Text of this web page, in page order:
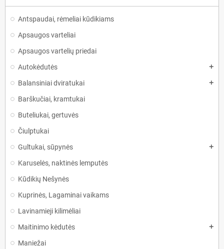
Antspaudai, rėmeliai kūdikiams
Apsaugos varteliai
Apsaugos vartelių priedai
Autokėdutės
add
Balansiniai dviratukai add
Barškučiai, kramtukai
Buteliukai, gertuvės
Čiulptukai
Gultukai, sūpynės
add
Karuselės, naktinės lemputės
Kūdikių Nešynės
Kuprinės, Lagaminai vaikams
Lavinamieji kilimėliai
Maitinimo kėdutės
add
Maniežai